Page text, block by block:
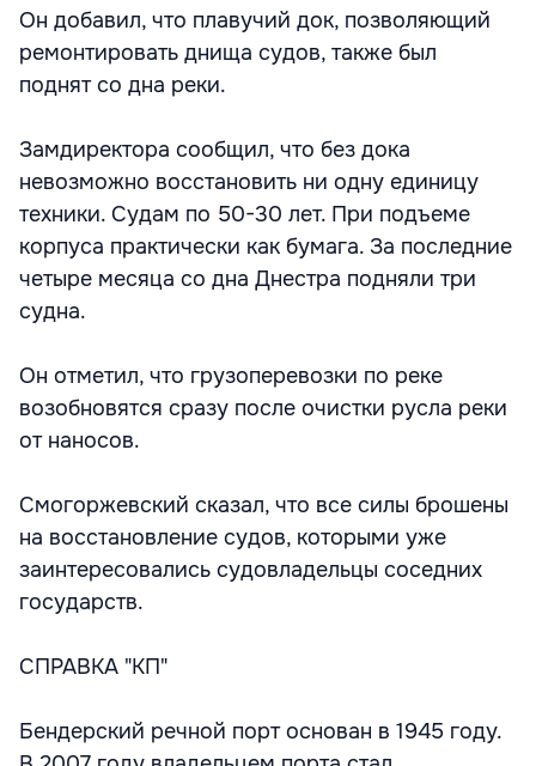
Он добавил, что плавучий док, позволяющий
ремонтировать днища судов, также был
поднят со дна реки.
Замдиректора сообщил, что без дока
невозможно восстановить ни одну единицу
техники. Судам по 50-30 лет. При подъеме
корпуса практически как бумага. За последние
четыре месяца со дна Днестра подняли три
судна.
Он отметил, что грузоперевозки по реке
возобновятся сразу после очистки русла реки
от наносов.
Смогоржевский сказал, что все силы брошены
на восстановление судов, которыми уже
заинтересовались судовладельцы соседних
государств.
СПРАВКА "КП"
Бендерский речной порт основан в 1945 году.